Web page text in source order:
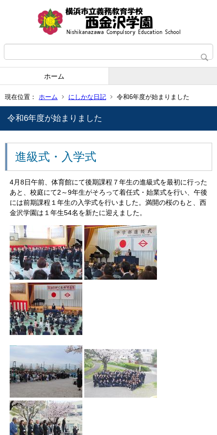
ホーム
現在位置： ホーム にしかな日記 令和6年度が始まりました
令和6年度が始まりました
進級式・入学式
4月8日午前、体育館にて後期課程７年生の進級式を最初に行った
あと、校庭にて2～9年生がそろって着任式・始業式を行い、午後
には前期課程１年生の入学式を行いました。満開の桜のもと、西
金沢学園は１年生54名を新たに迎えました。